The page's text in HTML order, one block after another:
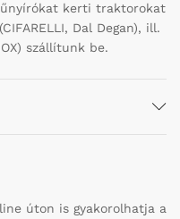
kerti traktorokat
Dal Degan), ill.
szállítunk be.
úton is gyakorolhatja a